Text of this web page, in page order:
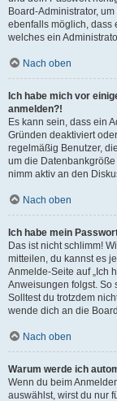
Board-Administrator,
ebenfalls möglich, dass
welches ein
Nach oben
Ich habe mich vor
anmelden?!
Es kann sein, dass ein
Gründen deaktiviert
regelmäßig Benutzer,
um die
nimm aktiv an den
Nach oben
Ich habe mein
Das ist nicht schlimm!
mitteilen, du kannst es
Anmelde-Seite auf „Ich
Anweisungen folgst. So
Solltest du trotzdem
wende dich an die
Nach oben
Warum werde ich
Wenn du beim
auswählst, wirst du nur